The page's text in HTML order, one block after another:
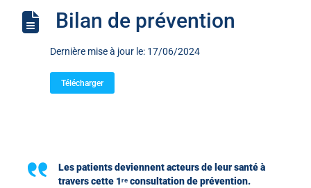
Bilan de prévention
Dernière mise à jour le: 17/06/2024
Télécharger
Les patients deviennent acteurs de leur santé à
travers cette 1ʳᵉ consultation de prévention.